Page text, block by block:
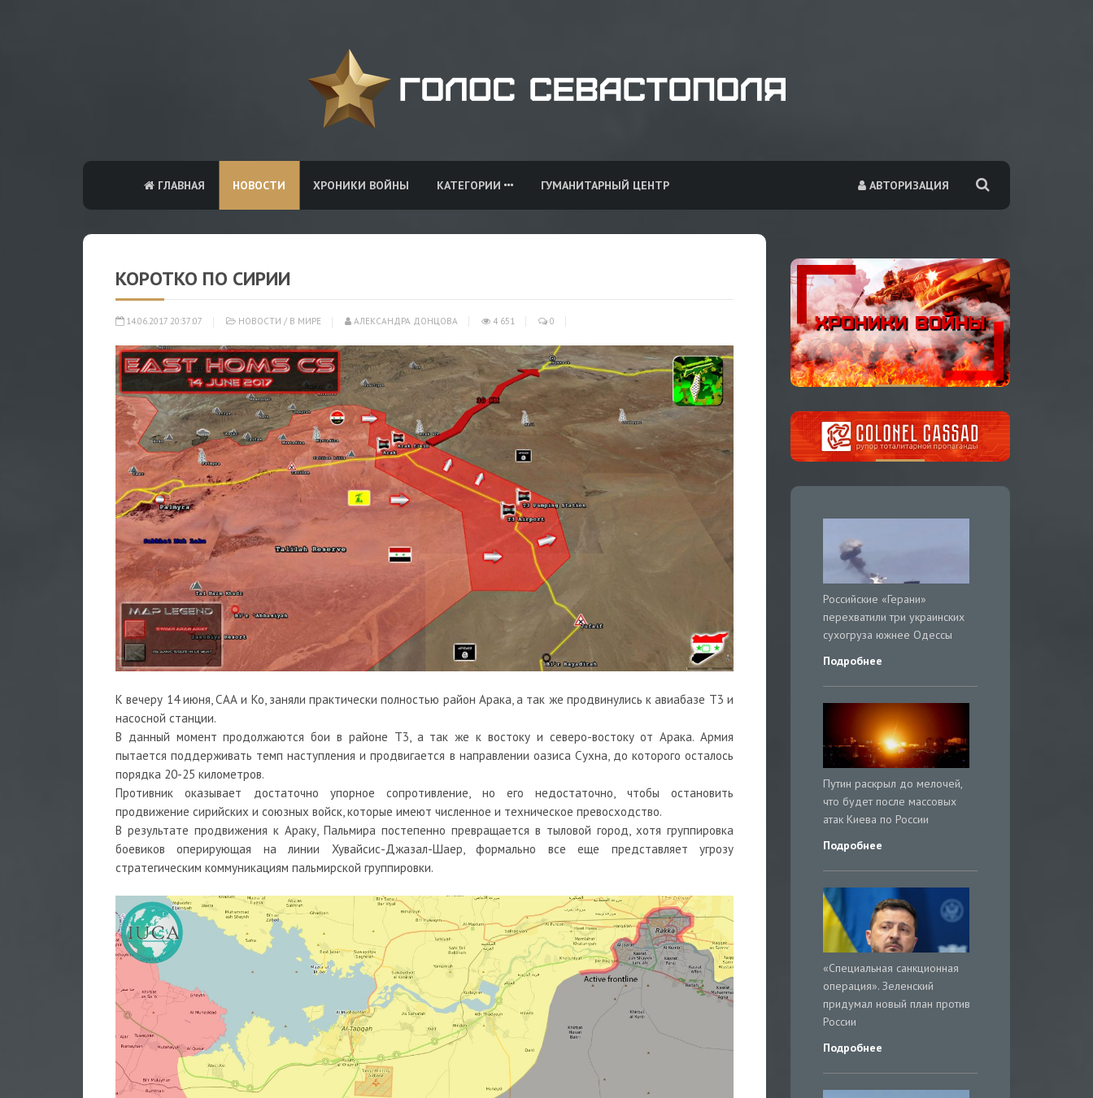
АВТОРИЗАЦИЯ
ГЛАВНАЯ НОВОСТИ ХРОНИКИ ВОЙНЫ КАТЕГОРИИ ГУМАНИТАРНЫЙ ЦЕНТР
КОРОТКО ПО СИРИИ
14.06.2017 20:37:07 НОВОСТИ / В МИРЕ АЛЕКСАНДРА ДОНЦОВА 4 651 0
К вечеру 14 июня, САА и Ко, заняли практически полностью район Арака, а так же продвинулись к авиабазе Т3 и
насосной станции.
В данный момент продолжаются бои в районе Т3, а так же к востоку и северо-востоку от Арака. Армия
пытается поддерживать темп наступления и продвигается в направлении оазиса Сухна, до которого осталось
порядка 20-25 километров.
Противник оказывает достаточно упорное сопротивление, но его недостаточно, чтобы остановить
продвижение сирийских и союзных войск, которые имеют численное и техническое превосходство.
В результате продвижения к Араку, Пальмира постепенно превращается в тыловой город, хотя группировка
боевиков оперирующая на линии Хувайсис-Джазал-Шаер, формально все еще представляет угрозу
стратегическим коммуникациям пальмирской группировки.
Российские «Герани»
перехватили три украинских
сухогруза южнее Одессы
Подробнее
Путин раскрыл до мелочей,
что будет после массовых
атак Киева по России
Подробнее
«Специальная санкционная
операция». Зеленский
придумал новый план против
России
Подробнее